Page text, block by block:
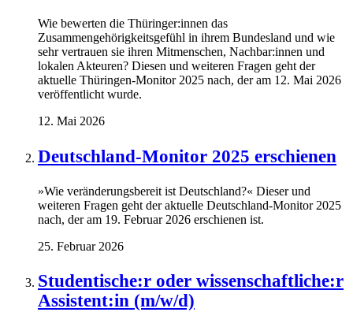
Wie bewerten die Thüringer:innen das
Zusammengehörigkeitsgefühl in ihrem Bundesland und wie
sehr vertrauen sie ihren Mitmenschen, Nachbar:innen und
lokalen Akteuren? Diesen und weiteren Fragen geht der
aktuelle Thüringen-Monitor 2025 nach, der am 12. Mai 2026
veröffentlicht wurde.
12. Mai 2026
Deutschland-Monitor 2025 erschienen
»Wie veränderungsbereit ist Deutschland?« Dieser und
weiteren Fragen geht der aktuelle Deutschland-Monitor 2025
nach, der am 19. Februar 2026 erschienen ist.
25. Februar 2026
Studentische:r oder wissenschaftliche:r
Assistent:in (m/w/d)